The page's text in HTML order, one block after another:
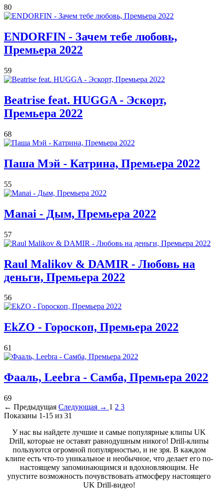
80
ENDORFIN - Зачем тебе любовь,
Премьера 2022
59
Beatrise feat. HUGGA - Эскорт,
Премьера 2022
68
Паша Мэй - Катрина, Премьера 2022
55
Manai - Дым, Премьера 2022
57
Raul Malikov & DAMIR - Любовь на
деньги, Премьера 2022
56
EkZO - Гороскоп, Премьера 2022
61
Фааль, Leebra - Самба, Премьера 2022
69
← Предыдущая Следующая → 1 2 3
Показаны 1-15 из 31
У нас вы найдете лучшие и самые популярные клипы UK
Drill, которые не оставят равнодушным никого! Drill-клипы
пользуются огромной популярностью, и не зря. В каждом
клипе есть что-то уникальное и необычное, что делает его по-
настоящему запоминающимся и вдохновляющим. Не
упустите возможность почувствовать атмосферу настоящего
UK Drill-видео!